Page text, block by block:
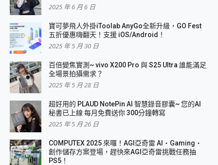
2025 年 6 月 6 日
寶可夢飛人外掛iToolab AnyGo全新升級，GO Fest
五折優惠嗨翻天！支援 iOS/Android！
2025 年 5 月 30 日
百倍變焦實測~ vivo X200 Pro 與 S25 Ultra 誰能滿足
全場景拍攝需求？
2025 年 5 月 28 日
超好用的 PLAUD NotePin AI 智慧錄音膠囊~ 您的AI
秘書已上線 每月免費送你 300分鐘轉寫
2025 年 5 月 26 日
COMPUTEX 2025 來囉！AGI亞奇雷 AI・Gaming・
創作儲存方案登場，趕快來AGI亞奇雷挑戰任務抽
PS5！